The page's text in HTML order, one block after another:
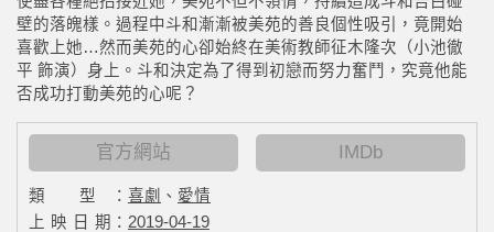
壁的落魄樣。過程中斗和漸漸被美苑的善良個性吸引，竟開始
喜歡上她…然而美苑的心卻始終在美術教師征木隆次（小池徹
平 飾演）身上。斗和決定為了得到初戀而努力奮鬥，究竟他能
否成功打動美苑的心呢？
官方網站 IMDb
類 型： 喜劇 、 愛情
上 映 日 期： 2019-04-19